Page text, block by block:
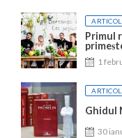
Primul
1
Ghidul
30